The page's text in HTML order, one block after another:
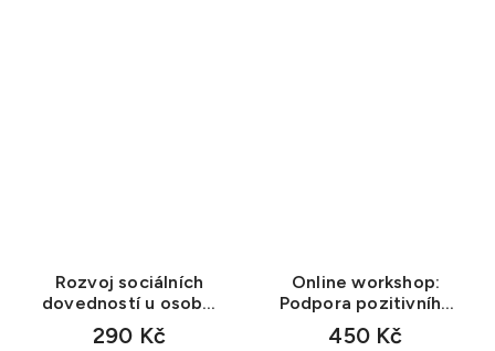
Rozvoj sociálních
dovedností u osob s
PAS (záznam)
290 Kč
Online workshop:
Podpora pozitivního
chování (záznam)
450 Kč